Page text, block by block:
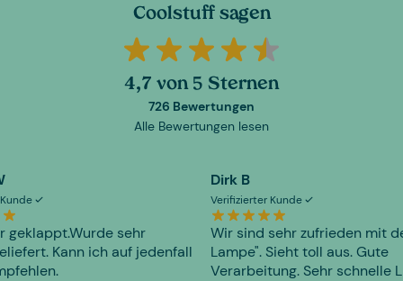
Coolstuff sagen
4,7 von 5 Sternen
726 Bewertungen
Alle Bewertungen lesen
geklappt.Wurde sehr
Kann ich auf jedenfall
Dirk B
Verifizierter Kunde
Wir sind sehr zufrieden mit
Lampe". Sieht toll aus. Gute
Verarbeitung. Sehr schnelle